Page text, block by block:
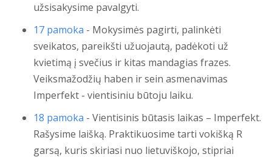
užsisakysime pavalgyti.
17 pamoka - Mokysimės pagirti, palinkėti
sveikatos, pareikšti užuojautą, padėkoti už
kvietimą į svečius ir kitas mandagias frazes.
Veiksmažodžių haben ir sein asmenavimas
Imperfekt - vientisiniu būtoju laiku.
18 pamoka - Vientisinis būtasis laikas – Imperfekt.
Rašysime laišką. Praktikuosime tarti vokišką R
garsą, kuris skiriasi nuo lietuviškojo, stipriai